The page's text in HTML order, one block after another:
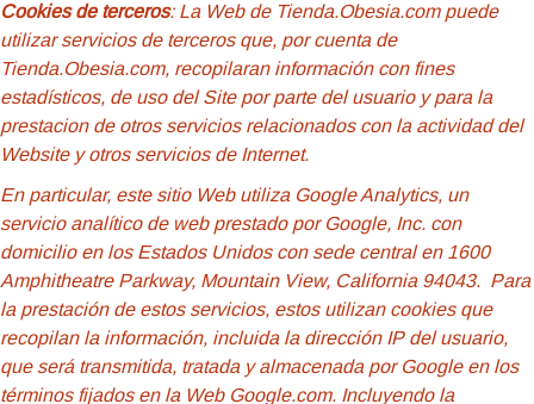
Cookies de terceros: La Web de Tienda.Obesia.com puede
utilizar servicios de terceros que, por cuenta de
Tienda.Obesia.com, recopilaran información con fines
estadísticos, de uso del Site por parte del usuario y para la
prestacion de otros servicios relacionados con la actividad del
Website y otros servicios de Internet.
En particular, este sitio Web utiliza Google Analytics, un
servicio analítico de web prestado por Google, Inc. con
domicilio en los Estados Unidos con sede central en 1600
Amphitheatre Parkway, Mountain View, California 94043. Para
la prestación de estos servicios, estos utilizan cookies que
recopilan la información, incluida la dirección IP del usuario,
que será transmitida, tratada y almacenada por Google en los
términos fijados en la Web Google.com. Incluyendo la